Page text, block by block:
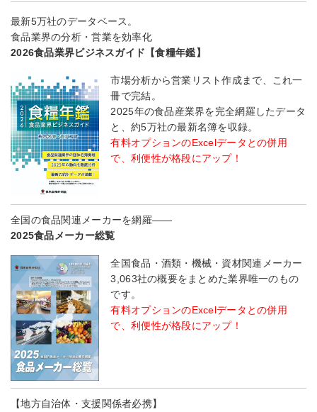
最新5万社のデータベース。
食品業界の分析・営業を効率化
2026食品業界ビジネスガイド【食糧年鑑】
市場分析から営業リスト作成まで、これ一
冊で完結。
2025年の食品産業界を完全網羅したデータ
と、約5万社の最新名簿を収録。
有料オプションのExcelデータとの併用
で、利便性が格段にアップ！
全国の食品関連メーカーを網羅――
2025食品メーカー総覧
全国食品・酒類・機械・資材関連メーカー
3,063社の概要をまとめた業界唯一のもの
です。
有料オプションのExcelデータとの併用
で、利便性が格段にアップ！
【地方自治体・支援関係者必携】